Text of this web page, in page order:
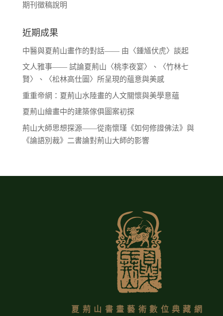
期刊徵稿說明
近期成果
中醫與夏荊山畫作的對話—— 由〈鍾馗伏虎〉談起
文人雅事—— 試論夏荊山〈桃李夜宴〉、〈竹林七
賢〉、〈松林高仕圖〉所呈現的蘊意與美感
重重帝網：夏荊山水陸畫的人文關懷與美學意蘊
夏荊山繪畫中的建築傢俱圖案初探
荊山大師思想探源——從南懷瑾《如何修證佛法》與
《論語別裁》二書論對荊山大師的影響
夏荊山書畫藝術數位典藏網